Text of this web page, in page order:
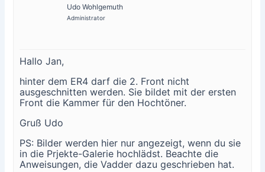
Udo Wohlgemuth
Administrator
Hallo Jan,
hinter dem ER4 darf die 2. Front nicht
ausgeschnitten werden. Sie bildet mit der ersten
Front die Kammer für den Hochtöner.
Gruß Udo
PS: Bilder werden hier nur angezeigt, wenn du sie
in die Prjekte-Galerie hochlädst. Beachte die
Anweisungen, die Vadder dazu geschrieben hat.